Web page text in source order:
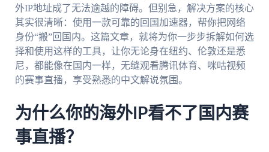
外IP地址成了无法逾越的障碍。但别急，解决方案的核心
其实很清晰：使用一款可靠的回国加速器，帮你把网络
身份“搬”回国内。这篇文章，就将为你一步步拆解如何选
择和使用这样的工具，让你无论身在纽约、伦敦还是悉
尼，都能像在国内一样，无缝观看腾讯体育、咪咕视频
的赛事直播，享受熟悉的中文解说氛围。
为什么你的海外IP看不了国内赛
事直播？